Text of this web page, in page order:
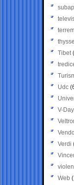
Tibet
Udc
V-Day
Verdi
Web